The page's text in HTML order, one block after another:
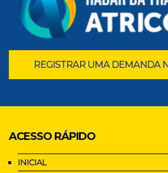
REGISTRAR UMA DEMANDA
ACESSO RÁPIDO
INICIAL